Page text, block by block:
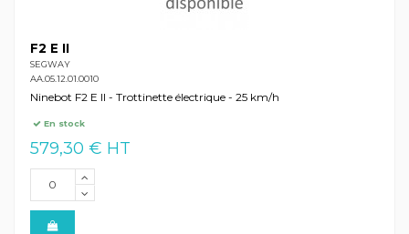
F2 E II
SEGWAY
AA.05.12.01.0010
Ninebot F2 E II - Trottinette électrique - 25 km/h
En stock
579,30 € HT